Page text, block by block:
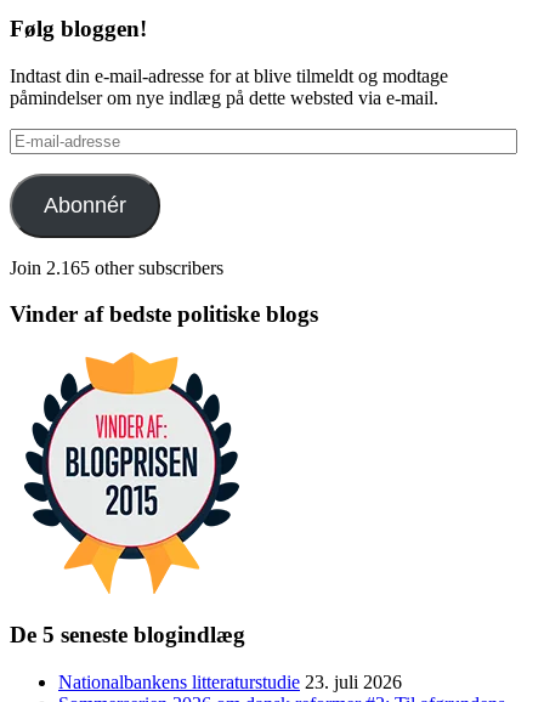
Følg bloggen!
Indtast din e-mail-adresse for at blive tilmeldt og modtage
påmindelser om nye indlæg på dette websted via e-mail.
E-
mail-
adresse
Abonnér
Join 2.165 other subscribers
Vinder af bedste politiske blogs
De 5 seneste blogindlæg
Nationalbankens litteraturstudie 23. juli 2026